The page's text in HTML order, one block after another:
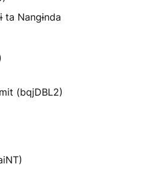
ta Nangɨnda
(bqjDBL2)